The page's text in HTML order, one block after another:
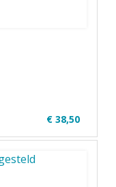
€ 38,50